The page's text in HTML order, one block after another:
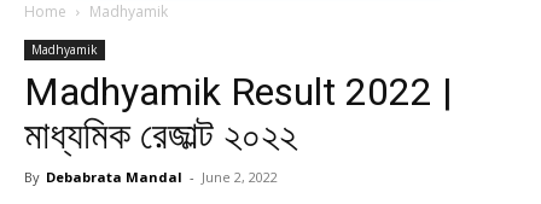
Home Madhyamik
Madhyamik
Madhyamik Result 2022 |
মাধ্যমিক রেজাল্ট ২০২২
By Debabrata Mandal - June 2, 2022